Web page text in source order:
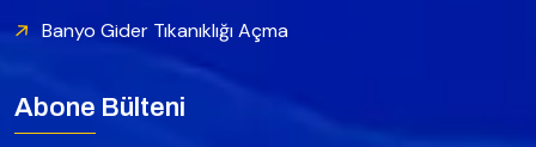
Banyo Gider Tıkanıklığı Açma
Abone Bülteni